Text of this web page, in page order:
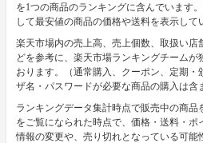
を1つの商品のランキングに含んでいます
して最安値の商品の価格や送料を表示して
楽天市場内の売上高、売上個数、取扱い店
どを参考に、楽天市場ランキングチーム
おります。（通常購入、クーポン、定期
ザ名・パスワードが必要な商品の購入は含
ランキングデータ集計時点で販売中の商
をご覧になられた時点で、価格・送料・
情報の変更や、売り切れとなっている可能